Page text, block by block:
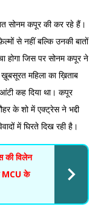
सोनम कपूर की कर रहे हैं।
से नहीं बल्कि उनकी बातों
होगा जिस पर सोनम कपूर ने
ख़ूबसूरत महिला का ख़िताब
आंटी कह दिया था। कपूर
के शो में एक्ट्रेस ने भद्दी
में घिरते दिख रही है।
की विलेन
MCU के